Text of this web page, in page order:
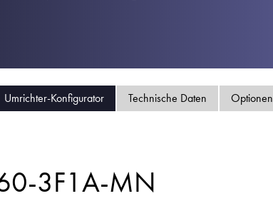
Umrichter-Konfigurator Technische Daten Optionen
3F1A-MN